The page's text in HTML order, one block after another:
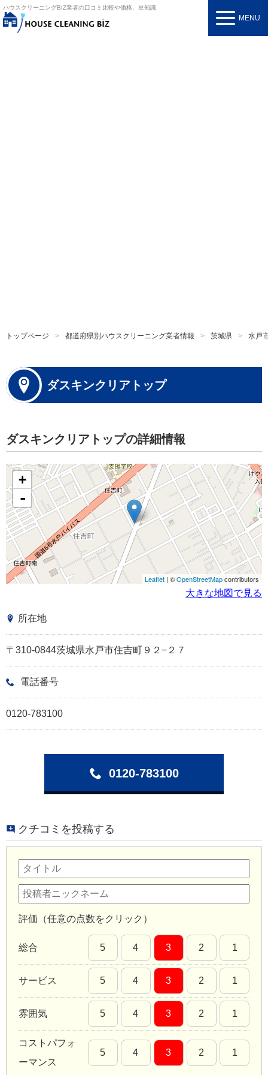
ハウスクリーニングBIZ業者の口コミ比較や価格、豆知識
MENU
トップページ 都道府県別ハウスクリーニング業者情報 茨城県 水戸
ダスキンクリアトップ
ダスキンクリアトップの詳細情報
+
-
Leaflet | ©OpenStreetMapcontributors
大きな地図で見る
所在地
〒310-0844茨城県水戸市住吉町９２−２７
電話番号
0120-783100
0120-783100
クチコミを投稿する
評価（任意の点数をクリック）
総合 5 4 3 2 1
サービス 5 4 3 2 1
雰囲気 5 4 3 2 1
コストパフォ
ーマンス
5 4 3 2 1